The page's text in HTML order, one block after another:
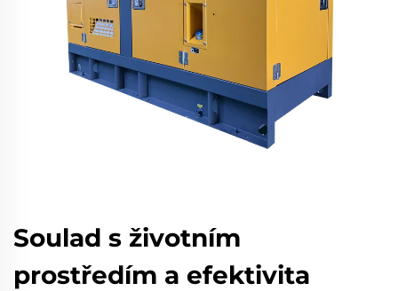
Soulad s životním
prostředím a efektivita